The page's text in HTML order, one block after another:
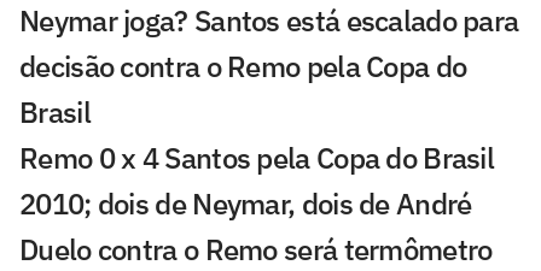
Neymar joga? Santos está escalado para
decisão contra o Remo pela Copa do
Brasil
Remo 0 x 4 Santos pela Copa do Brasil
2010; dois de Neymar, dois de André
Duelo contra o Remo será termômetro